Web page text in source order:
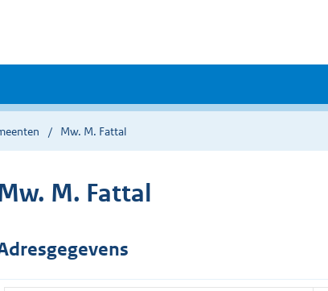
Mw. M. Fattal
M. Fattal